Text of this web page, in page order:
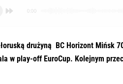
0:00
drużyną BC Horizont Mińsk
w play-off EuroCup. Kolejnym